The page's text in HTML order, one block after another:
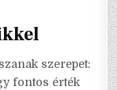
szerepet:
fontos érték